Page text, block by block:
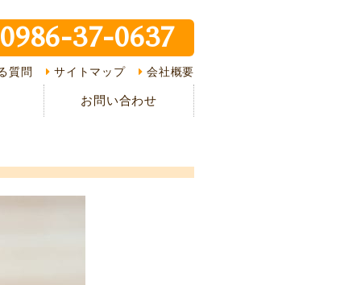
0986-37-0637
質問 サイトマップ 会社概要
お問い合わせ
紹介
声
流れ